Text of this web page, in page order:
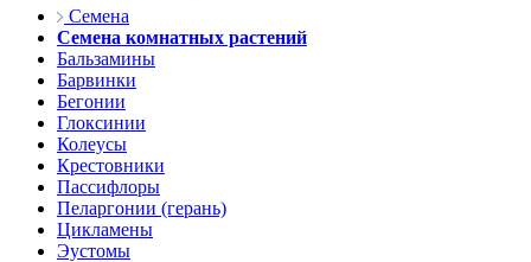
Семена
Семена комнатных растений
Бальзамины
Барвинки
Бегонии
Глоксинии
Колеусы
Крестовники
Пассифлоры
Пеларгонии (герань)
Цикламены
Эустомы